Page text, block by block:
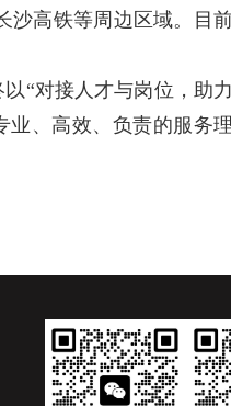
沙高铁等周边区域。目
“对接人才与岗位，助力
业、高效、负责的服务理